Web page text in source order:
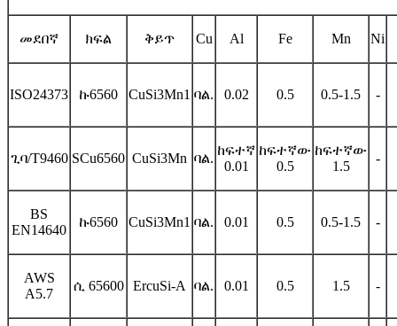
መደበኛ ክፍል ቅይጥ Cu Al Fe Mn Ni
ISO24373 ኩ6560 CuSi3Mn1 ባል. 0.02 0.5 0.5-1.5 -
ጊባ/T9460 SCu6560 CuSi3Mn ባል.
ከፍተኛ
0.01
ከፍተኛው
0.5
ከፍተኛው
1.5
-
BS
EN14640
ኩ6560 CuSi3Mn1 ባል. 0.01 0.5 0.5-1.5 -
AWS
A5.7
ሲ 65600 ErcuSi-A ባል. 0.01 0.5 1.5 -